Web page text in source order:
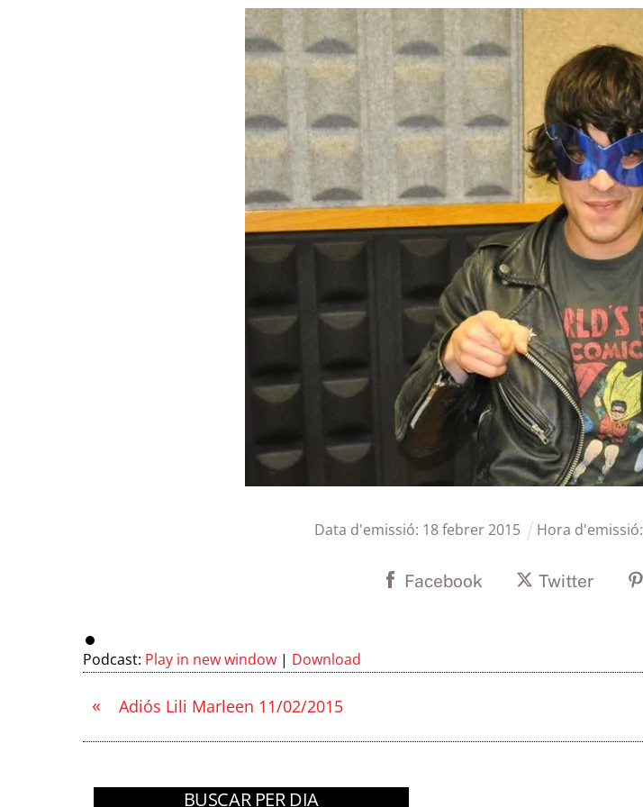
Data d'emissió: 18 febrer 2015 Hora d'emissió:
Facebook Twitter
Podcast: Play in new window | Download
« Adiós Lili Marleen 11/02/2015
BUSCAR PER DIA